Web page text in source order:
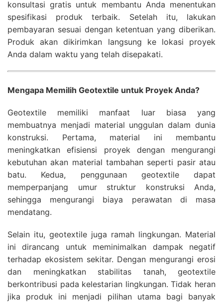
konsultasi gratis untuk membantu Anda menentukan
spesifikasi produk terbaik. Setelah itu, lakukan
pembayaran sesuai dengan ketentuan yang diberikan.
Produk akan dikirimkan langsung ke lokasi proyek
Anda dalam waktu yang telah disepakati.
Mengapa Memilih Geotextile untuk Proyek Anda?
Geotextile memiliki manfaat luar biasa yang
membuatnya menjadi material unggulan dalam dunia
konstruksi. Pertama, material ini membantu
meningkatkan efisiensi proyek dengan mengurangi
kebutuhan akan material tambahan seperti pasir atau
batu. Kedua, penggunaan geotextile dapat
memperpanjang umur struktur konstruksi Anda,
sehingga mengurangi biaya perawatan di masa
mendatang.
Selain itu, geotextile juga ramah lingkungan. Material
ini dirancang untuk meminimalkan dampak negatif
terhadap ekosistem sekitar. Dengan mengurangi erosi
dan meningkatkan stabilitas tanah, geotextile
berkontribusi pada kelestarian lingkungan. Tidak heran
jika produk ini menjadi pilihan utama bagi banyak